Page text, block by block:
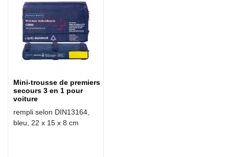
Mini-trousse de premiers
secours 3 en 1 pour
voiture
rempli selon DIN13164,
bleu, 22 x 15 x 8 cm